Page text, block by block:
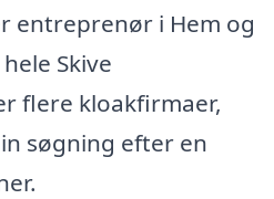
entreprenør i Hem og
Skive
flere kloakfirmaer,
søgning efter en